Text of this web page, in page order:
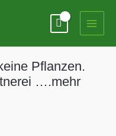
Pflanzen.
….mehr